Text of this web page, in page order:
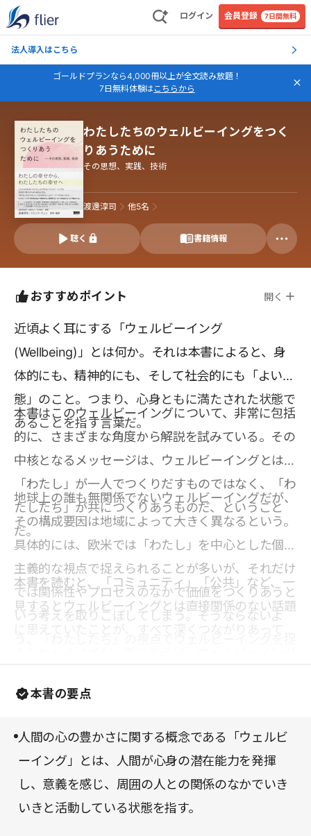
ログイン 会員登録 7日間無料
法人導入はこちら
ゴールドプランなら4,000冊以上が全文読み放題！
7日無料体験はこちらから
わたしたちのウェルビーイングをつく
りあうために
その思想、実践、技術
渡邊淳司 他5名
聴く 書籍情報
おすすめポイント 開く
近頃よく耳にする「ウェルビーイング
(Wellbeing)」とは何か。それは本書によると、身
体的にも、精神的にも、そして社会的にも「よい状
態」のこと。つまり、心身ともに満たされた状態で
あることを指す言葉だ。
本書はこのウェルビーイングについて、非常に包括
的に、さまざまな角度から解説を試みている。その
中核となるメッセージは、ウェルビーイングとは
「わたし」が一人でつくりだすものではなく、「わ
たしたち」が共につくりあうものだ、ということ
だ。
地球上の誰も無関係でないウェルビーイングだが、
その構成要因は地域によって大きく異なるという。
具体的には、欧米では「わたし」を中心とした個人
主義的な視点で捉えられることが多いが、それだけ
では関係性やプロセスのなかで価値をつくりあうと
いう考えを取りこぼしてしまう。そうならないよ
えるべきだ――書名にある「わたしたちのウェルビ
ーイング」には、そうした意味が込められている。
本書を読むと、「コミュニティ」「公共」など、一
見するとウェルビーイングとは直接関係のない話題
に思えていたことが、すべて深くつながりあってい
について語ることはできず、本当に欲しい未来を創
代などを越えて、誰にとってもじっくり考えるきっ
かけを与えてくれる一冊だ。
本書の要点
人間の心の豊かさに関する概念である「ウェルビ
ーイング」とは、人間が心身の潜在能力を発揮
し、意義を感じ、周囲の人との関係のなかでいき
いきと活動している状態を指す。